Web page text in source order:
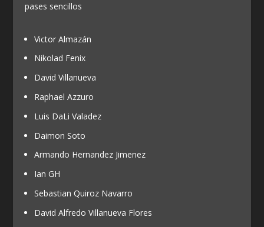
pases sencillos
Victor Almazán
Nikolad Fenix
David Villanueva
Raphael Azzuro
Luis DaLi Valadez
Daimon Soto
Armando Hernandez Jimenez
Ian GH
Sebastian Quiroz Navarro
David Alfredo Villanueva Flores